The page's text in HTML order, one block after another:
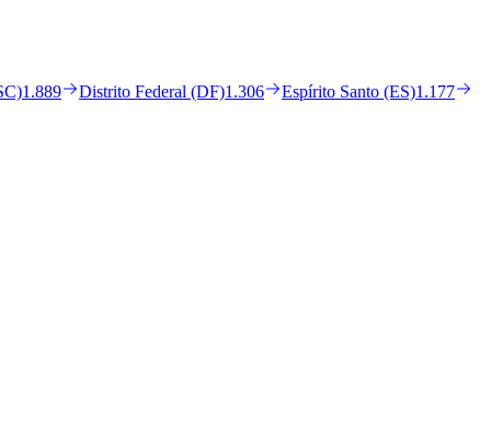
1.889 Distrito Federal (DF)1.306 Espírito Santo (ES)1.177